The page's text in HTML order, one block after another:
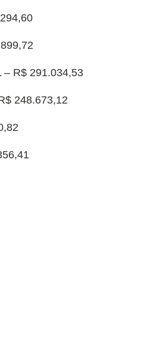
– R$ 291.034,53
248.673,12